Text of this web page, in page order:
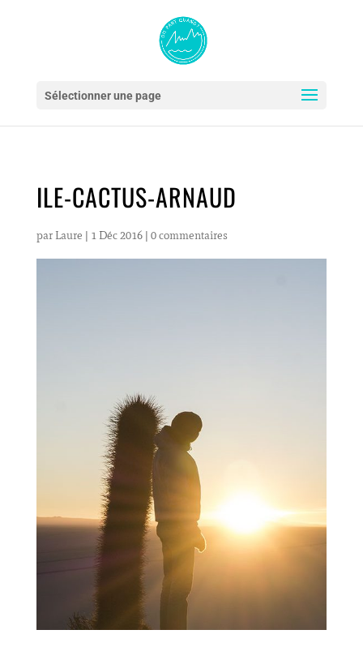
Sélectionner une page
ILE-CACTUS-ARNAUD
par Laure | 1 Déc 2016| 0 commentaires